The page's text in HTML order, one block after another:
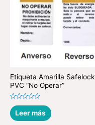
Etiqueta Amarilla Safelock
PVC “No Operar”
Valorado
en
0
de
Leer más